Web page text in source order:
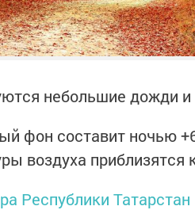
небольшие дожди
фон составит ночью
воздуха приблизятся
Республики Татарстан